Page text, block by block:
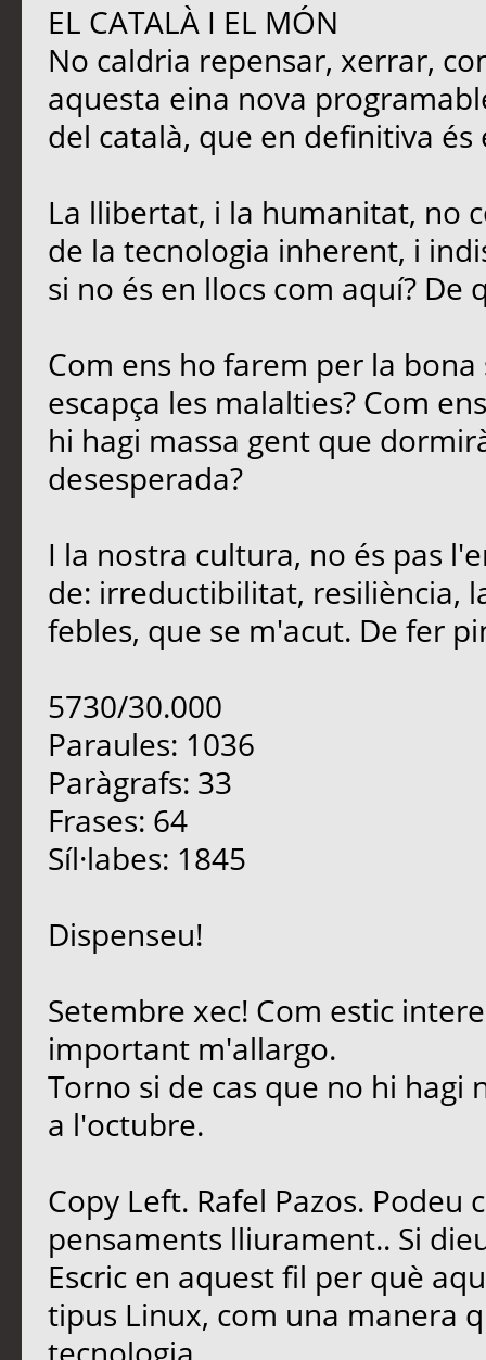
EL CATALÀ I EL MÓN
No caldria repensar, xerrar,
aquesta eina nova
del català, que en definitiva
La llibertat, i la humanitat, no
de la tecnologia inherent, i
si no és en llocs com aquí? De
Com ens ho farem per la
escapça les malalties? Com
hi hagi massa gent que
desesperada?
I la nostra cultura, no és pas
de: irreductibilitat, resiliència,
febles, que se m'acut. De fer
5730/30.000
Paraules: 1036
Paràgrafs: 33
Frases: 64
Síl·labes: 1845
Dispenseu!
Setembre xec! Com estic
important m'allargo.
Torno si de cas que no hi
a l'octubre.
Copy Left. Rafel Pazos.
pensaments lliurament.. Si
Escric en aquest fil per què
tipus Linux, com una manera